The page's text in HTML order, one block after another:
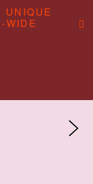
UNIQUE
WIDE